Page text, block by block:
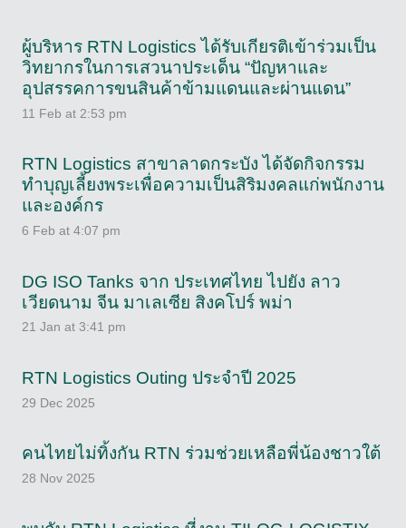
ผู้บริหาร RTN Logistics ได้รับเกียรติเข้าร่วมเป็น
วิทยากรในการเสวนาประเด็น “ปัญหาและ
อุปสรรคการขนสินค้าข้ามแดนและผ่านแดน”
11 Feb at 2:53 pm
RTN Logistics สาขาลาดกระบัง ได้จัดกิจกรรม
ทำบุญเลี้ยงพระเพื่อความเป็นสิริมงคลแก่พนักงาน
และองค์กร
6 Feb at 4:07 pm
DG ISO Tanks จาก ประเทศไทย ไปยัง ลาว
เวียดนาม จีน มาเลเซีย สิงคโปร์ พม่า
21 Jan at 3:41 pm
RTN Logistics Outing ประจำปี 2025
29 Dec 2025
คนไทยไม่ทิ้งกัน RTN ร่วมช่วยเหลือพี่น้องชาวใต้
28 Nov 2025